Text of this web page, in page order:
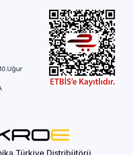
Türkiye Distribütörü